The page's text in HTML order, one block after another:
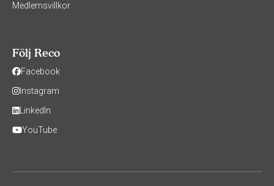
Medlemsvillkor
Följ Reco
Facebook
Instagram
LinkedIn
YouTube